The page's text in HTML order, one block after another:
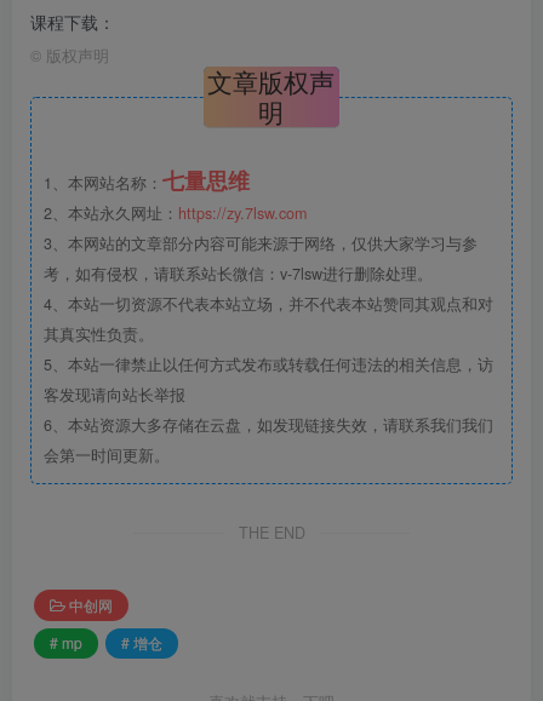
课程下载：
© 版权声明
文章版权声
明
1、本网站名称： 七量思维
2、本站永久网址： https://zy.7lsw.com
3、本网站的文章部分内容可能来源于网络，仅供大家学习与参
考，如有侵权，请联系站长微信：v-7lsw进行删除处理。
4、本站一切资源不代表本站立场，并不代表本站赞同其观点和对
其真实性负责。
5、本站一律禁止以任何方式发布或转载任何违法的相关信息，访
客发现请向站长举报
6、本站资源大多存储在云盘，如发现链接失效，请联系我们我们
会第一时间更新。
THE END
中创网
# mp
# 增仓